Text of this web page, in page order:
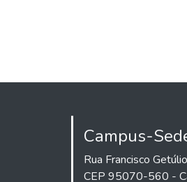
Campus-
Rua Francisco
CEP 95070-560 -